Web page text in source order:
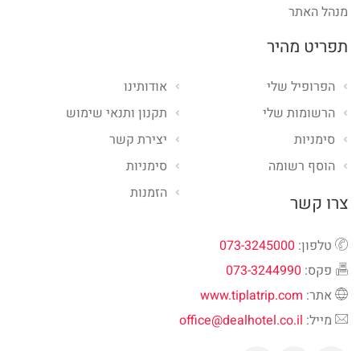
מנהל האתר
תפריט מהיר
אודותינו
תקנון ותנאי שימוש
יצירת קשר
סימניות
הזמנות
הפרופיל שלי
הרשומות שלי
סימניות
הוסף רשומה
צרו קשר
טלפון: 073-3245000
פקס: 073-3244990
אתר: www.tiplatrip.com
מייל: office@dealhotel.co.il